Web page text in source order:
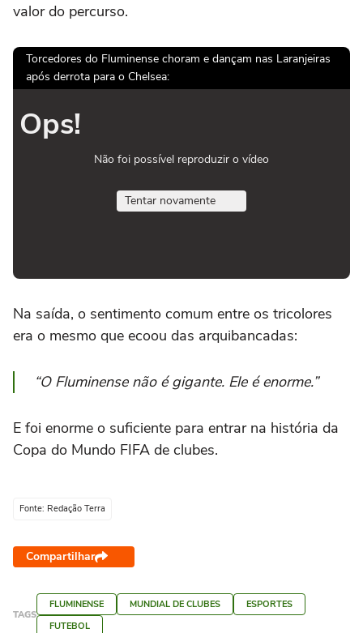
valor do percurso.
Torcedores do Fluminense choram e dançam nas Laranjeiras
após derrota para o Chelsea:
Ops!
Não foi possível reproduzir o vídeo
Tentar novamente
Na saída, o sentimento comum entre os tricolores
era o mesmo que ecoou das arquibancadas:
“O Fluminense não é gigante. Ele é enorme.”
E foi enorme o suficiente para entrar na história da
Copa do Mundo FIFA de clubes.
Fonte: Redação Terra
Compartilhar
TAGS
FLUMINENSE MUNDIAL DE CLUBES
ESPORTES
FUTEBOL